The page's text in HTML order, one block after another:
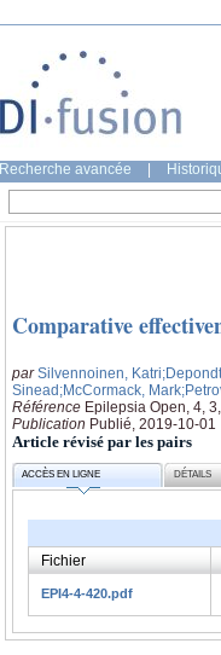
Recherche avancée
Comparative
parSilvennoinen, Katri
Sinead;McCormack, Mark
Référence Epilepsia Open, 4,
Publication Publié, 2019-10-01
Article révisé par les pairs
ACCÈS EN LIGNE DÉTAILS
Fichier
EPI4-4-420.pdf